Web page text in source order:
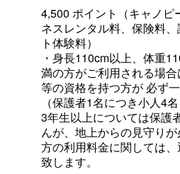
4,500 ポイント（キャノピ
ネスレンタル料、保険料
ト体験料）
・身長110cm以上、体重
満の方がご利用される場
等の資格を持つ方が 必ず
（保護者1名につき小人4
3年生以上については保護
んが、地上からの見守り
方の利用料金に関しては
致します。